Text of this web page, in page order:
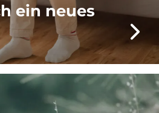
ein neues